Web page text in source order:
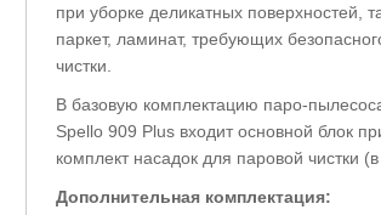
при уборке деликатных поверхностей,
паркет, ламинат, требующих
чистки.
В базовую комплектацию паро-
Spello 909 Plus входит основной блок
комплект насадок для паровой чистки
Дополнительная комплектация: